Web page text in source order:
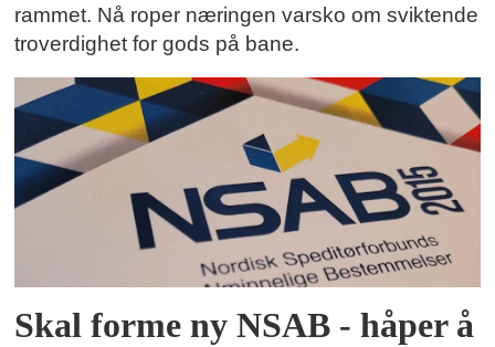
rammet. Nå roper næringen varsko om sviktende
troverdighet for gods på bane.
Skal forme ny NSAB - håper å